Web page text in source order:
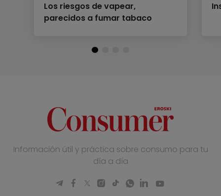
Los riesgos de vapear,
parecidos a fumar tabaco
Información útil y práctica sobre consumo para tu
día a día